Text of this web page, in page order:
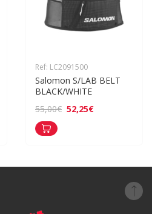
Ref: LC2091500
Salomon S/LAB BELT
BLACK/WHITE
55,00€ 52,25€